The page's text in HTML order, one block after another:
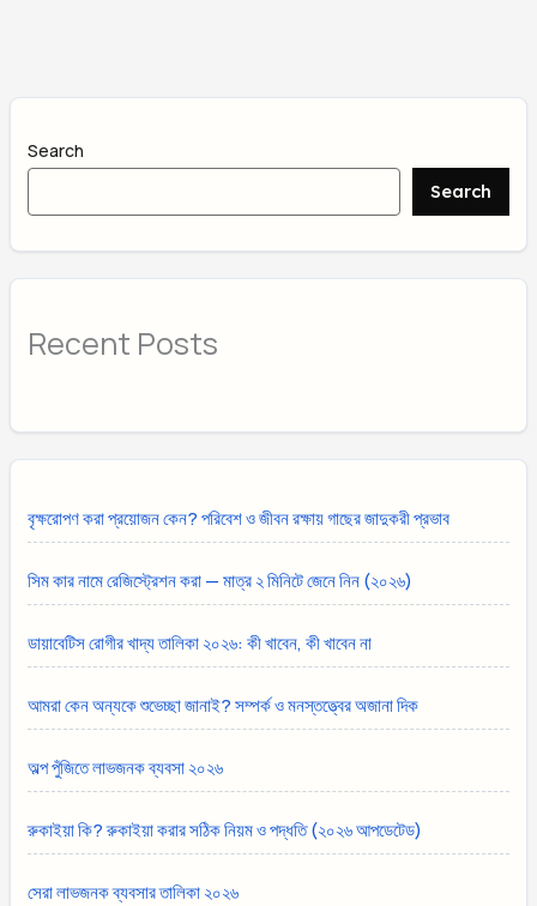
Search
Search
Recent Posts
বৃক্ষরোপণ করা প্রয়োজন কেন? পরিবেশ ও জীবন রক্ষায় গাছের জাদুকরী প্রভাব
সিম কার নামে রেজিস্ট্রেশন করা — মাত্র ২ মিনিটে জেনে নিন (২০২৬)
ডায়াবেটিস রোগীর খাদ্য তালিকা ২০২৬: কী খাবেন, কী খাবেন না
আমরা কেন অন্যকে শুভেচ্ছা জানাই? সম্পর্ক ও মনস্তত্ত্বের অজানা দিক
অল্প পুঁজিতে লাভজনক ব্যবসা ২০২৬
রুকাইয়া কি? রুকাইয়া করার সঠিক নিয়ম ও পদ্ধতি (২০২৬ আপডেটেড)
সেরা লাভজনক ব্যবসার তালিকা ২০২৬